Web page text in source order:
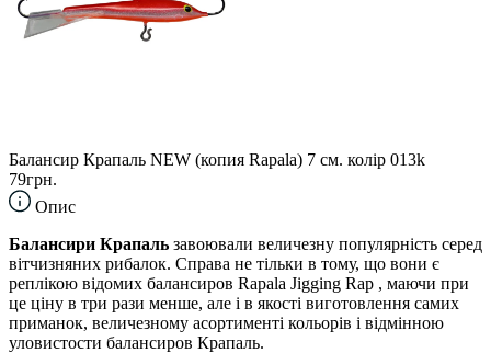
Балансир Крапаль NEW (копия Rapala) 7 см. колір 013k
79грн.
Опис
Балансири Крапаль завоювали величезну популярність серед
вітчизняних рибалок. Справа не тільки в тому, що вони є
реплікою відомих балансиров Rapala Jigging Rap , маючи при
це ціну в три рази менше, але і в якості виготовлення самих
приманок, величезному асортименті кольорів і відмінною
уловистости балансиров Крапаль.